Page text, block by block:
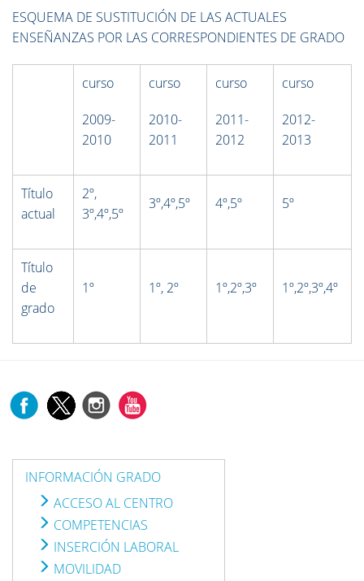
ESQUEMA DE SUSTITUCIÓN DE LAS ACTUALES
ENSEÑANZAS POR LAS CORRESPONDIENTES DE GRADO
curso
2009-
2010
curso
2010-
2011
curso
2011-
2012
curso
2012-
2013
Título
actual
2º,
3º,4º,5º
3º,4º,5º 4º,5º 5º
Título
de
grado
1º 1º, 2º 1º,2º,3º 1º,2º,3º,4º
INFORMACIÓN GRADO
ACCESO AL CENTRO
COMPETENCIAS
INSERCIÓN LABORAL
MOVILIDAD